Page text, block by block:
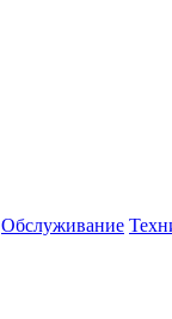
Обслуживание